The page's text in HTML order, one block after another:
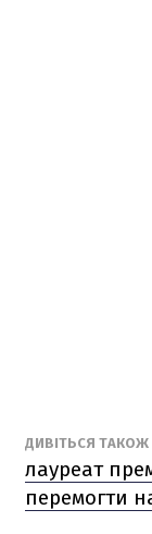
ДИВІТЬСЯ ТАКОЖ
лауреат
перемогти